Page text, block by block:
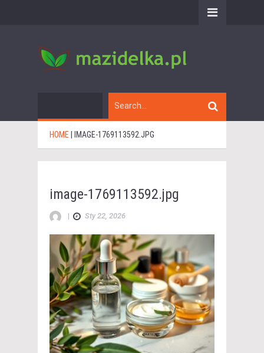
HOME IMAGE-1769113592.JPG
image-1769113592.jpg
| Sty 22, 2026